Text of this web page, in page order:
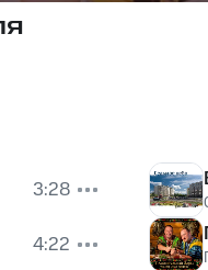
3:28
4:22